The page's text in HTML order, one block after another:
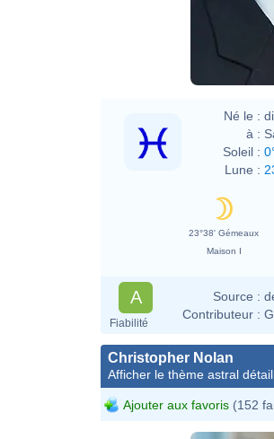
Né le :
à :
Soleil :
Lune :
23°38' Gémeaux
Maison I
A
Fiabilité
Source :
Contributeur :
Christopher Nolan
Afficher le thème astral
Ajouter aux favoris (152